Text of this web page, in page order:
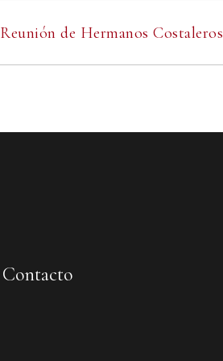
Reunión de Hermanos Costaleros
Contacto